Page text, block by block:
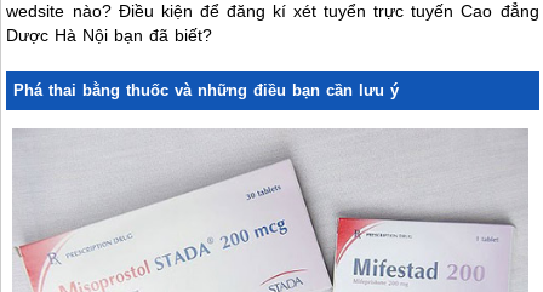
wedsite nào? Điều kiện để đăng kí xét tuyển trực tuyến Cao đẳng
Dược Hà Nội bạn đã biết?
Phá thai bằng thuốc và những điều bạn cần lưu ý